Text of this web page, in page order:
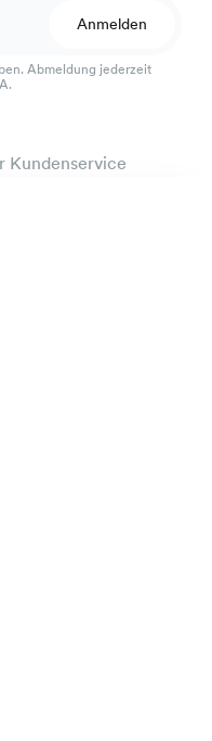
Anmelden
Abmeldung jederzeit
Kundenservice